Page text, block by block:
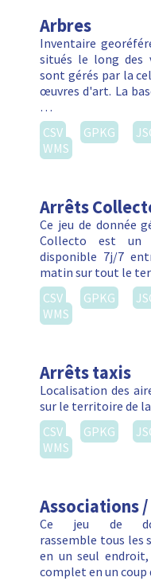
Arbres
Inventaire
situés le long des
sont gérés par la
œuvres d'art. La
…
CSV
GPKG
WMS
Arrêts
Ce jeu de donnée
Collecto est un
disponible 7j/7
matin sur tout le
CSV
GPKG
WMS
Arrêts taxis
Localisation des
sur le territoire de
CSV
GPKG
WMS
Associations
Ce jeu de
rassemble tous les
en un seul
complet en un coup